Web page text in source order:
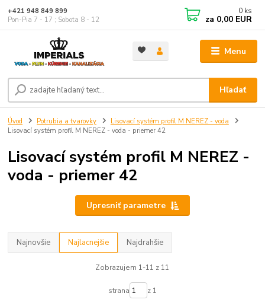
Menu
Hľadať
+421 948 849 899
Pon-Pia 7 - 17 ; Sobota 8 - 12
0 ks
za 0,00 EUR
Úvod Potrubia a tvarovky
Lisovací systém profil M NEREZ - voda
Lisovací systém profil M NEREZ - voda - priemer 42
Lisovací systém profil M NEREZ -
voda - priemer 42
Upresniť parametre
Najnovšie Najlacnejšie Najdrahšie
Zobrazujem 1-11 z 11
strana z 1